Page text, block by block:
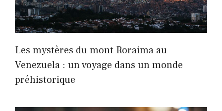
Les mystères du mont Roraima au
Venezuela : un voyage dans un monde
préhistorique